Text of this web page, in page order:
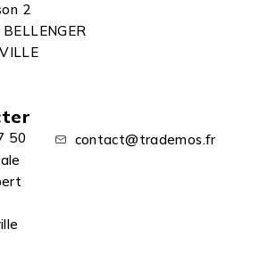
2
50
contact@trademos.fr